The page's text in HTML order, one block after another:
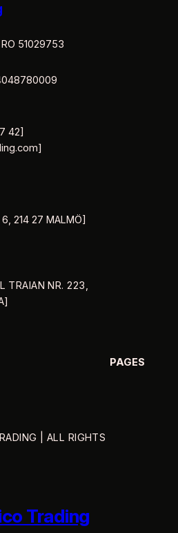
51029753
42]
6, 214 27 MALMÖ]
TRAIAN NR. 223,
PAGES
| ALL RIGHTS
Trading